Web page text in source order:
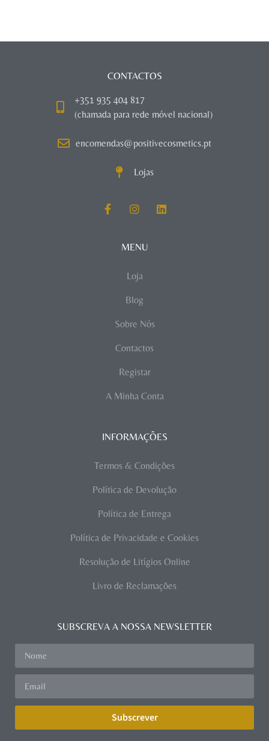
CONTACTOS
+351 935 404 817
(chamada para rede móvel nacional)
encomendas@positivecosmetics.pt
Lojas
MENU
Loja
Blog
Sobre Nós
Contactos
Registar
A Minha Conta
INFORMAÇÕES
Termos & Condições
Política de Devolução
Política de Entrega
Política de Privacidade e Cookies
Resolução de Litígios Online
Livro de Reclamações
SUBSCREVA A NOSSA NEWSLETTER
Subscrever